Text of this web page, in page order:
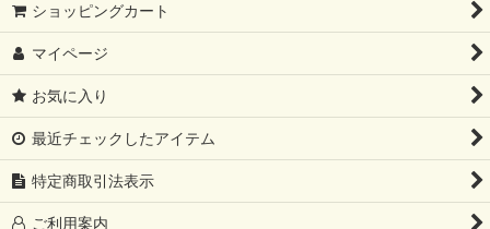
ショッピングカート
マイページ
お気に入り
最近チェックしたアイテム
特定商取引法表示
ご利用案内